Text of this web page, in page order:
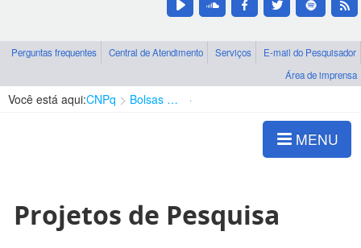
Perguntas frequentes Central de Atendimento Serviços
E-mail do Pesquisador
Área de imprensa
Você está aqui:CNPq Bolsas e Auxílios Vigentes
MENU
Projetos de Pesquisa